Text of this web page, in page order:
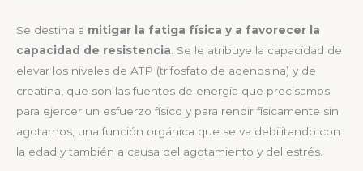
Se destina a mitigar la fatiga física y a favorecer la
capacidad de resistencia . Se le atribuye la capacidad de
elevar los niveles de ATP (trifosfato de adenosina) y de
creatina, que son las fuentes de energía que precisamos
para ejercer un esfuerzo físico y para rendir físicamente sin
agotarnos, una función orgánica que se va debilitando con
la edad y también a causa del agotamiento y del estrés.